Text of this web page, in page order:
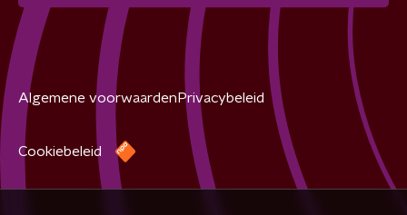
Algemene voorwaarden Privacybeleid
Cookiebeleid